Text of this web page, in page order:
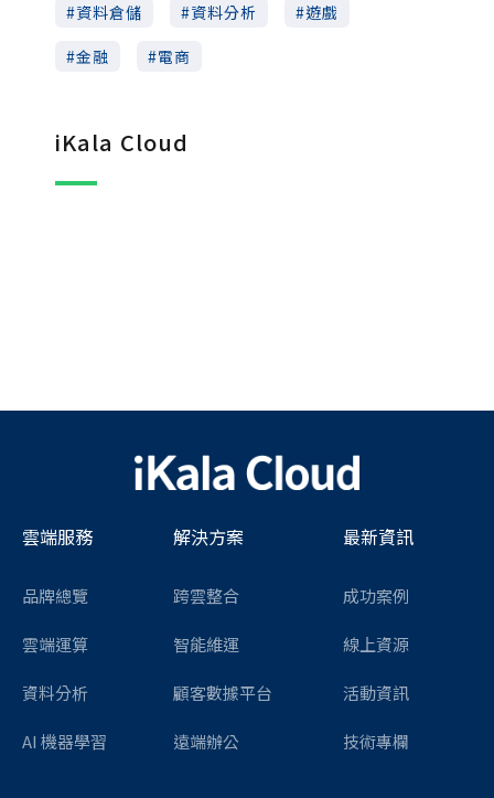
資料倉儲
資料分析
遊戲
金融
電商
iKala Cloud
雲端服務
品牌總覽
雲端運算
資料分析
AI 機器學習
解決方案
跨雲整合
智能維運
顧客數據平台
遠端辦公
最新資訊
成功案例
線上資源
活動資訊
技術專欄